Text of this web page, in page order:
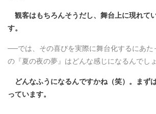
観客はもちろんそうだし、舞台上に現れて
す。
──では、その喜びを実際に舞台化するにあた
の『夏の夜の夢』はどんな感じになるんでしょ
どんなふうになるんですかね（笑）。まず
っています。